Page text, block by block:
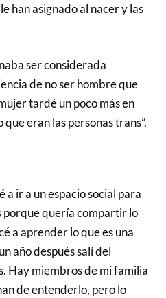
han asignado al nacer y las
ser considerada
de no ser hombre que
tardé un poco más en
eran las personas trans”.
a ir a un espacio social para
porque quería compartir lo
a aprender lo que es una
año después salí del
Hay miembros de mi familia
de entenderlo, pero lo